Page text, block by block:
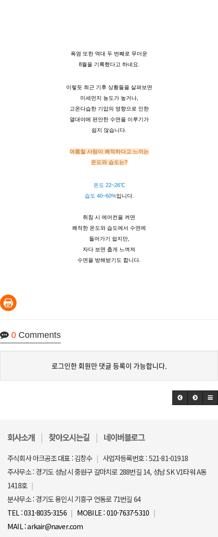
폭염 또한 역대 두 번째로 무더운
8월을 기록했다고 하네요.
이렇듯 최근 기후 상황들을 살펴보면
미세먼지 농도가 높거나,
고온다습한 기압의 영향으로 인한
열대야에 편안한 수면을 이루기가
쉽지 않습니다.
여름철 사람이 쾌적하다고 느끼는
온도와 습도는?
온도 22~26℃
습도 40~60%입니다.
취침 시 에어컨을 켜면
쾌적한 온도와 습도에서 수면에
들어가기 쉽지만,
자다 보면 춥게 느껴져
수면을 방해받기도 합니다.
0 Comments
로그인한 회원만 댓글 등록이 가능합니다.
회사소개 찾아오시는길 네이버블로그
주식회사 아크공조 대표 : 김창수
사업자등록번호 : 521-81-01918
주사무소 : 경기도 성남시 중원구 갈마치로 288번길 14, 성남 SK V1타워 A동
1418호
분사무소 : 경기도 용인시 기흥구 언동로 71번길 64
TEL : 031-8035-3156
MOBILE : 010-7637-5310
MAIL : arkair@naver.com